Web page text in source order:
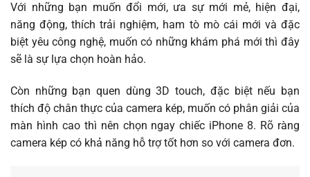
Với những bạn muốn đổi mới, ưa sự mới mẻ, hiện đại,
năng động, thích trải nghiệm, ham tò mò cái mới và đặc
biệt yêu công nghệ, muốn có những khám phá mới thì đây
sẽ là sự lựa chọn hoàn hảo.
Còn những bạn quen dùng 3D touch, đặc biệt nếu bạn
thích độ chân thực của camera kép, muốn có phân giải của
màn hình cao thì nên chọn ngay chiếc iPhone 8. Rõ ràng
camera kép có khả năng hỗ trợ tốt hơn so với camera đơn.